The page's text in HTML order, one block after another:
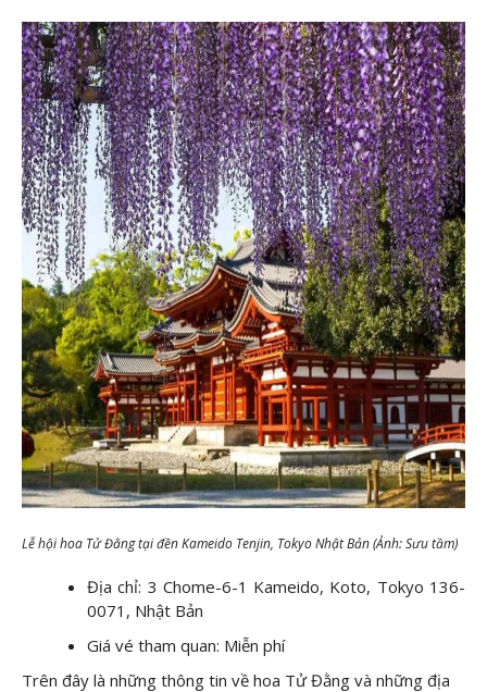
Lễ hội hoa Tử Đằng tại đền Kameido Tenjin, Tokyo Nhật Bản (Ảnh: Sưu tầm)
Địa chỉ: 3 Chome-6-1 Kameido, Koto, Tokyo 136-
0071, Nhật Bản
Giá vé tham quan: Miễn phí
Trên đây là những thông tin về hoa Tử Đằng và những địa